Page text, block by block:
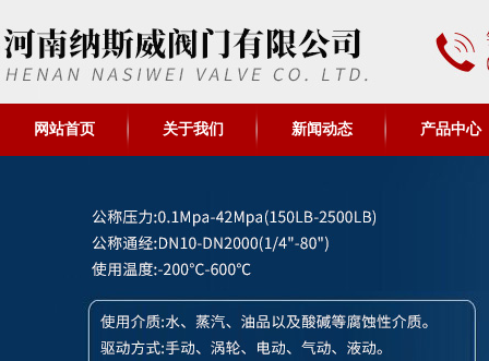
网站首页 关于我们 新闻动态 产品中心